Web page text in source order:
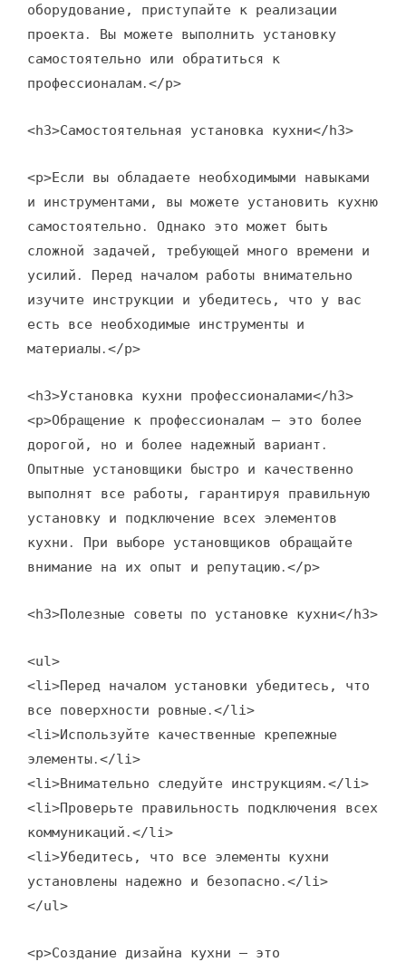
оборудование, приступайте к реализации
проекта․ Вы можете выполнить установку
самостоятельно или обратиться к
профессионалам․</p>
<h3>Самостоятельная установка кухни</h3>
<p>Если вы обладаете необходимыми навыками
и инструментами, вы можете установить кухню
самостоятельно․ Однако это может быть
сложной задачей, требующей много времени и
усилий․ Перед началом работы внимательно
изучите инструкции и убедитесь, что у вас
есть все необходимые инструменты и
материалы․</p>
<h3>Установка кухни профессионалами</h3>
<p>Обращение к профессионалам – это более
дорогой, но и более надежный вариант․
Опытные установщики быстро и качественно
выполнят все работы, гарантируя правильную
установку и подключение всех элементов
кухни․ При выборе установщиков обращайте
внимание на их опыт и репутацию․</p>
<h3>Полезные советы по установке кухни</h3>
<ul>
<li>Перед началом установки убедитесь, что
все поверхности ровные․</li>
<li>Используйте качественные крепежные
элементы․</li>
<li>Внимательно следуйте инструкциям․</li>
<li>Проверьте правильность подключения всех
коммуникаций․</li>
<li>Убедитесь, что все элементы кухни
установлены надежно и безопасно․</li>
</ul>
<p>Создание дизайна кухни – это